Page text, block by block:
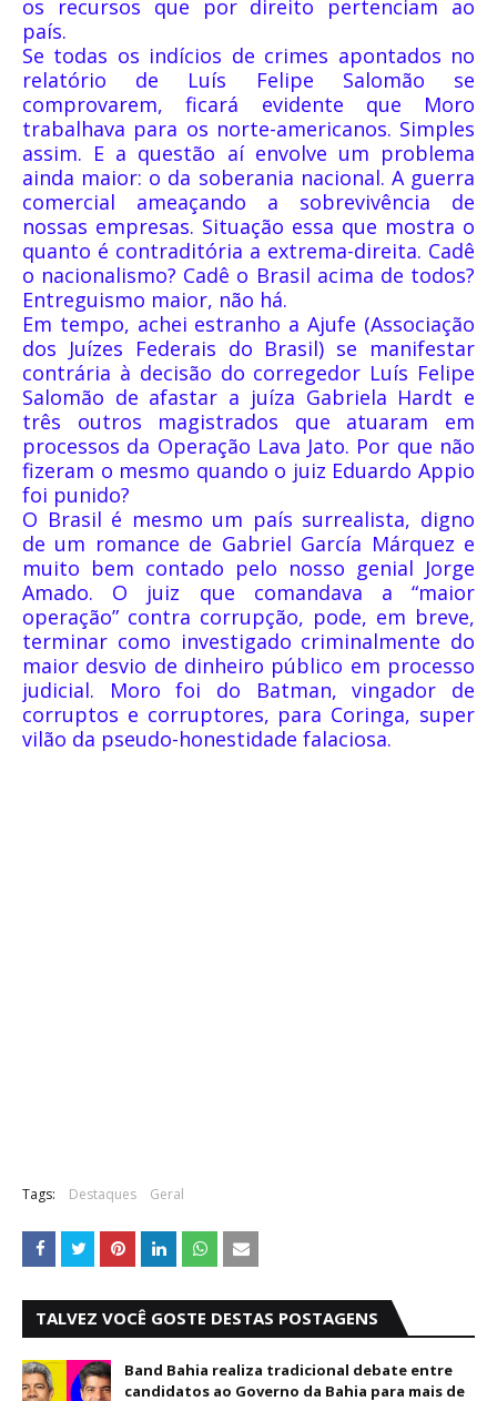
os recursos que por direito pertenciam ao
país.
Se todas os indícios de crimes apontados no
relatório de Luís Felipe Salomão se
comprovarem, ficará evidente que Moro
trabalhava para os norte-americanos. Simples
assim. E a questão aí envolve um problema
ainda maior: o da soberania nacional. A guerra
comercial ameaçando a sobrevivência de
nossas empresas. Situação essa que mostra o
quanto é contraditória a extrema-direita. Cadê
o nacionalismo? Cadê o Brasil acima de todos?
Entreguismo maior, não há.
Em tempo, achei estranho a Ajufe (Associação
dos Juízes Federais do Brasil) se manifestar
contrária à decisão do corregedor Luís Felipe
Salomão de afastar a juíza Gabriela Hardt e
três outros magistrados que atuaram em
processos da Operação Lava Jato. Por que não
fizeram o mesmo quando o juiz Eduardo Appio
foi punido?
O Brasil é mesmo um país surrealista, digno
de um romance de Gabriel García Márquez e
muito bem contado pelo nosso genial Jorge
Amado. O juiz que comandava a “maior
operação” contra corrupção, pode, em breve,
terminar como investigado criminalmente do
maior desvio de dinheiro público em processo
judicial. Moro foi do Batman, vingador de
corruptos e corruptores, para Coringa, super
vilão da pseudo-honestidade falaciosa.
Tags: Destaques Geral
TALVEZ VOCÊ GOSTE DESTAS POSTAGENS
Band Bahia realiza tradicional debate entre
candidatos ao Governo da Bahia para mais de